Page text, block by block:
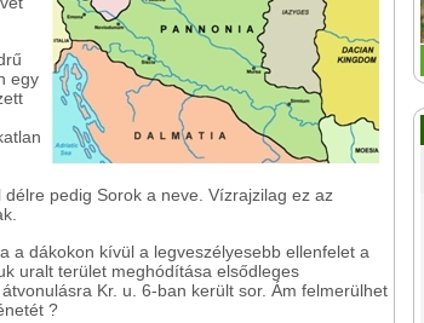
egy
pedig Sorok a neve. Vízrajzilag ez az
a dákokon kívül a legveszélyesebb ellenfelet a
uralt terület meghódítása elsődleges
Kr. u. 6-ban került sor. Ám felmerülhet
?